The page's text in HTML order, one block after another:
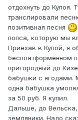
отдохнуть до Кулоя.
транслировали
позитивная песня
попса, которую мы
Приехав в Кулой, я
бесплатформенном
пригородный до
бабушки с ягодами.
одна бабушка
за 50 руб. Я купил.
Дальше, до
земляники. Надо